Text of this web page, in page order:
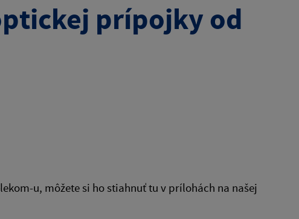
prípojky od
u, môžete si ho stiahnuť tu v prílohách na našej